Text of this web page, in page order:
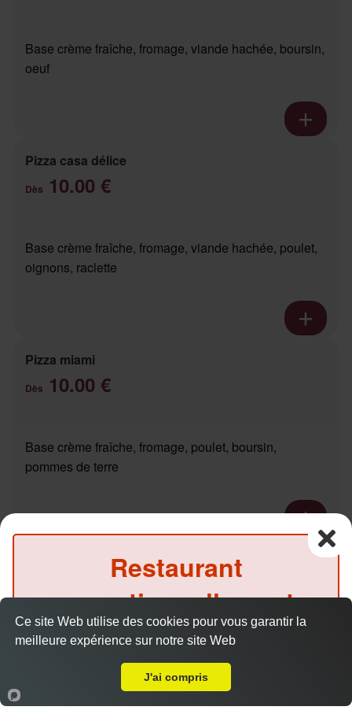
Base crème fraîche, fromage, viande hachée, boursin,
oeuf
Pizza casa délice
Dès 10.00 €
Base crème fraîche, fromage, viande hachée, poulet,
oignons, raclette
Pizza miami
Dès 10.00 €
Base crème fraîche, fromage, poulet, boursin,
pommes de terre
Base crème fraîche, fromage, saumon fumé
Accueil Panier Compte
Restaurant
exceptionnellement
fermé ce midi
(Précommande possible)
Ce site Web utilise des cookies pour vous garantir la
meilleure expérience sur notre site Web
J'ai compris